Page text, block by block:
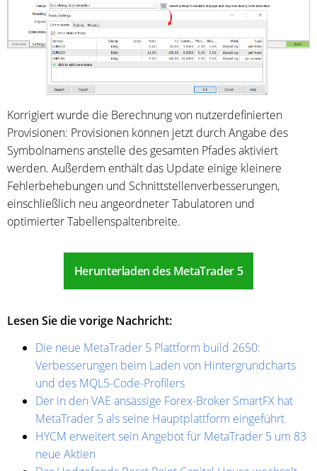
Korrigiert wurde die Berechnung von nutzerdefinierten
Provisionen: Provisionen können jetzt durch Angabe des
Symbolnamens anstelle des gesamten Pfades aktiviert
werden. Außerdem enthält das Update einige kleinere
Fehlerbehebungen und Schnittstellenverbesserungen,
einschließlich neu angeordneter Tabulatoren und
optimierter Tabellenspaltenbreite.
Herunterladen des MetaTrader 5
Lesen Sie die vorige Nachricht:
Die neue MetaTrader 5 Plattform build 2650:
Verbesserungen beim Laden von Hintergrundcharts
und des MQL5-Code-Profilers
Der in den VAE ansässige Forex-Broker SmartFX hat
MetaTrader 5 als seine Hauptplattform eingeführt
HYCM erweitert sein Angebot für MetaTrader 5 um 83
neue Aktien